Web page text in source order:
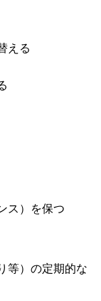
える
ス）を保つ
）の定期的な